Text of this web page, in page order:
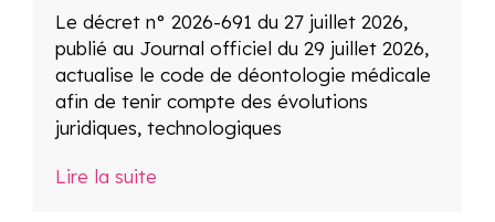
Le décret n° 2026-691 du 27 juillet 2026,
publié au Journal officiel du 29 juillet 2026,
actualise le code de déontologie médicale
afin de tenir compte des évolutions
juridiques, technologiques
Lire la suite